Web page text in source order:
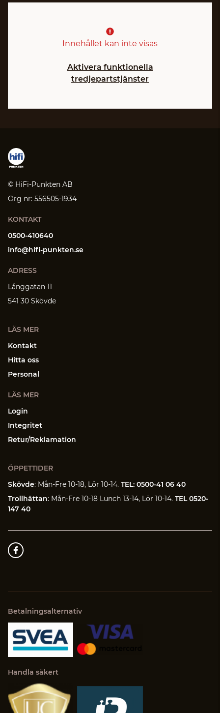
Innehållet kan inte visas
Aktivera funktionella
tredjepartstjänster
© HiFi-Punkten AB
Org nr: 556505-1934
KONTAKT
0500-410640
info@hifi-punkten.se
ADRESS
Långgatan 11
541 30 Skövde
LÄS MER
Kontakt
Hitta oss
Personal
LÄS MER
Login
Integritet
Retur/Reklamation
ÖPPETTIDER
Skövde: Mån-Fre 10-18, Lör 10-14. TEL: 0500-41 06 40
Trollhättan: Mån-Fre 10-18 Lunch 13-14, Lör 10-14. TEL 0520-
147 40
Betalningsalternativ
Handla säkert